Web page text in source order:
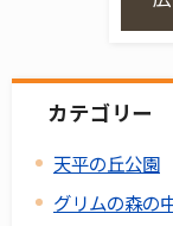
カテゴリー
天平の丘公園
グリムの森の